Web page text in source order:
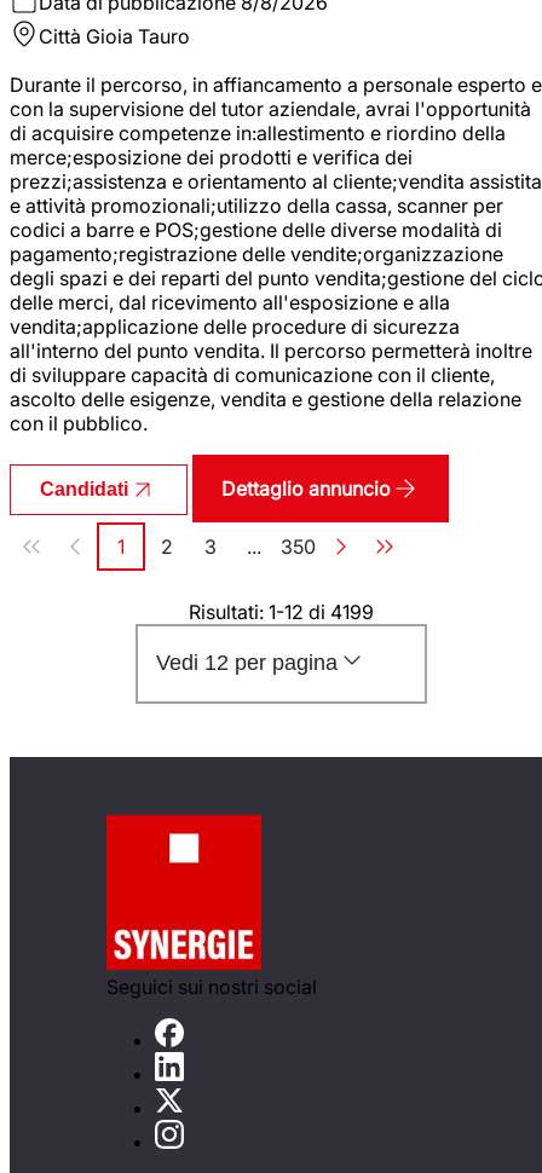
Città Gioia Tauro
Durante il percorso, in affiancamento a personale esperto e
con la supervisione del tutor aziendale, avrai l'opportunità
di acquisire competenze in:allestimento e riordino della
merce;esposizione dei prodotti e verifica dei
prezzi;assistenza e orientamento al cliente;vendita assistita
e attività promozionali;utilizzo della cassa, scanner per
codici a barre e POS;gestione delle diverse modalità di
pagamento;registrazione delle vendite;organizzazione
degli spazi e dei reparti del punto vendita;gestione del
delle merci, dal ricevimento all'esposizione e alla
vendita;applicazione delle procedure di sicurezza
all'interno del punto vendita. Il percorso permetterà inoltre
di sviluppare capacità di comunicazione con il cliente,
ascolto delle esigenze, vendita e gestione della relazione
con il pubblico.
Candidati Dettaglio annuncio
Paginazione
Pagina
1 Pagina
2 Pagina
3 ... Pagina
350
Risultati: 1-12 di 4199
Vedi 12 per pagina
Seguici sui nostri social